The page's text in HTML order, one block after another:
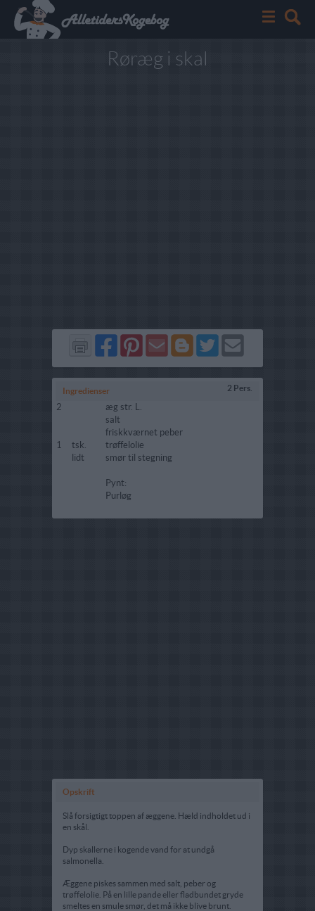
Røræg i skal
Del
på
Facebook
Del
på
Pinterest
Send
via
GMail
Del
på
Blogger
Del
på
Twitter
Send
Ingredienser 2 Pers.
2
æg str. L.
salt
friskkværnet peber
1
tsk.
trøffelolie
lidt
smør til stegning
Pynt:
Purløg
Opskrift
Slå forsigtigt toppen af æggene. Hæld indholdet ud i
en skål.
Dyp skallerne i kogende vand for at undgå
salmonella.
Æggene piskes sammen med salt, peber og
trøffelolie. På en lille pande eller fladbundet gryde
smeltes en smule smør, det må ikke blive brunt.